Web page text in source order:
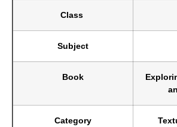
Class
Subject
Book
Category